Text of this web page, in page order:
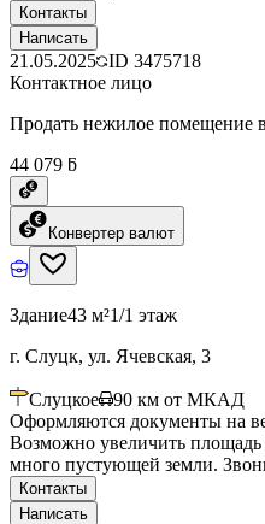
Контакты
Написать
21.05.2025 ID 3475718
Контактное лицо
Продать нежилое помещение
44 079 ƃ
Конвертер валют
Здание43 м²1/1 этаж
г. Слуцк, ул. Ячевская, 3
Слуцкое 90 км от МКАД
Оформляются документы на
Возможно увеличить площадь
много пустующей земли.
Контакты
Написать